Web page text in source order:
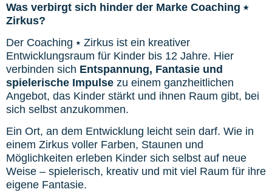
Was verbirgt sich hinder der Marke Coaching ⭑
Zirkus?​
Der Coaching ⭑ Zirkus ist ein kreativer
Entwicklungsraum für Kinder bis 12 Jahre. Hier
verbinden sich Entspannung, Fantasie und
spielerische Impulse zu einem ganzheitlichen
Angebot, das Kinder stärkt und ihnen Raum gibt, bei
sich selbst anzukommen.
Ein Ort, an dem Entwicklung leicht sein darf. Wie in
einem Zirkus voller Farben, Staunen und
Möglichkeiten erleben Kinder sich selbst auf neue
Weise – spielerisch, kreativ und mit viel Raum für ihre
eigene Fantasie.